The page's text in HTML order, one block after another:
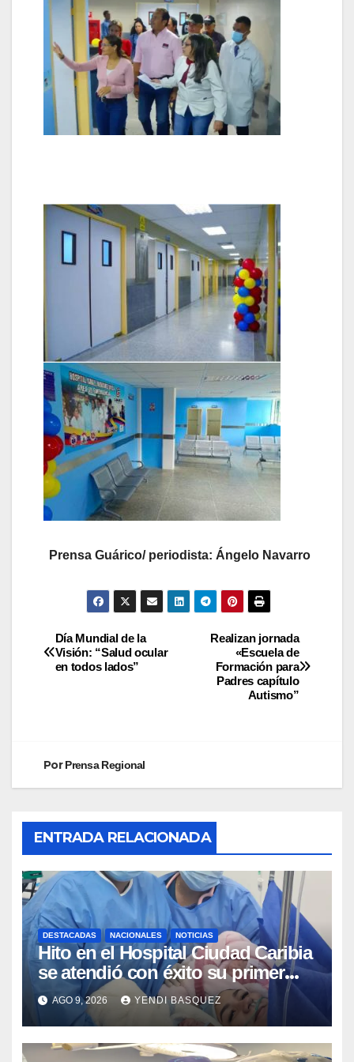
Prensa Guárico/ periodista: Ángelo Navarro
Realizan jornada
«Escuela de
Formación para
Padres capítulo
Autismo”
Día Mundial de la
Visión: “Salud ocular
en todos lados”
PorPrensa Regional
ENTRADA RELACIONADA
DESTACADAS NACIONALES NOTICIAS
Hito en el Hospital Ciudad Caribia
se atendió con éxito su primer
parto gemelar
AGO 9, 2026 YENDI BASQUEZ